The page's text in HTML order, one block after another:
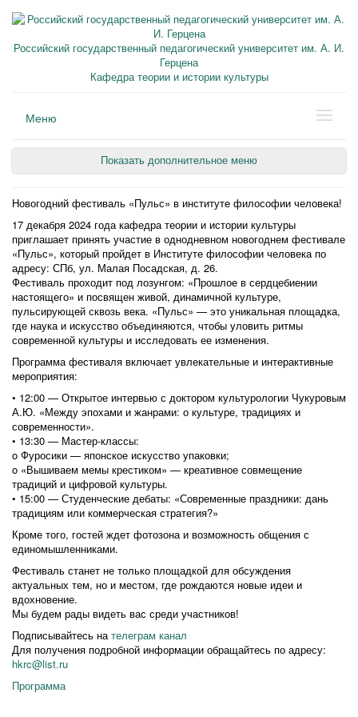
Российский государственный педагогический университет им. А. И.
Герцена
Кафедра теории и истории культуры
Меню
Показать дополнительное меню
Новогодний фестиваль «Пульс» в институте философии человека!
17 декабря 2024 года кафедра теории и истории культуры
приглашает принять участие в однодневном новогоднем фестивале
«Пульс», который пройдет в Институте философии человека по
адресу: СПб, ул. Малая Посадская, д. 26.
Фестиваль проходит под лозунгом: «Прошлое в сердцебиении
настоящего» и посвящен живой, динамичной культуре,
пульсирующей сквозь века. «Пульс» — это уникальная площадка,
где наука и искусство объединяются, чтобы уловить ритмы
современной культуры и исследовать ее изменения.
Программа фестиваля включает увлекательные и интерактивные
мероприятия:
• 12:00 — Открытое интервью с доктором культурологии Чукуровым
А.Ю. «Между эпохами и жанрами: о культуре, традициях и
современности».
• 13:30 — Мастер-классы:
o Фуросики — японское искусство упаковки;
o «Вышиваем мемы крестиком» — креативное совмещение
традиций и цифровой культуры.
• 15:00 — Студенческие дебаты: «Современные праздники: дань
традициям или коммерческая стратегия?»
Кроме того, гостей ждет фотозона и возможность общения с
единомышленниками.
Фестиваль станет не только площадкой для обсуждения
актуальных тем, но и местом, где рождаются новые идеи и
вдохновение.
Мы будем рады видеть вас среди участников!
Подписывайтесь нателеграм канал
Для получения подробной информации обращайтесь по адресу:
hkrc@list.ru
Программа